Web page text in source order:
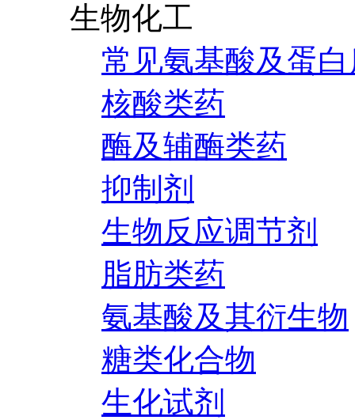
生物化工
常见氨基酸及蛋
核酸类药
酶及辅酶类药
抑制剂
生物反应调节剂
脂肪类药
氨基酸及其衍生物
糖类化合物
生化试剂